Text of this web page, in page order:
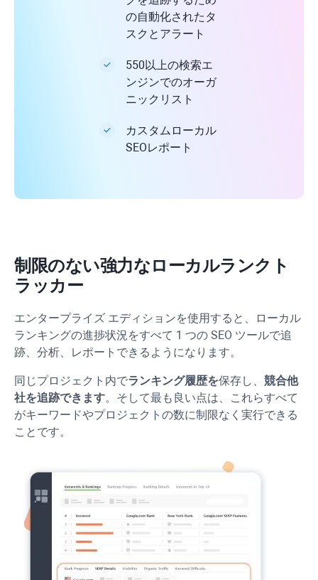
の自動化されたタ
スクとアラート
550以上の検索エ
ンジンでのオーガ
ニックリスト
カスタムローカル
SEOレポート
制限のない強力なローカルランクト
ラッカー
エンタープライズ エディションを使用すると、ローカル
ランキングの進捗状況をすべて 1 つの SEO ツールで追
跡、分析、レポートできるようになります。
同じプロジェクト内でランキング履歴を保存し、 競合他
社を追跡できます。そして最も良い点は、これらすべて
がキーワードやプロジェクトの数に制限なく実行できる
ことです。